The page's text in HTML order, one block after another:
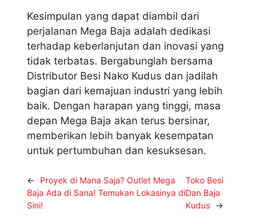
Kesimpulan yang dapat diambil dari
perjalanan Mega Baja adalah dedikasi
terhadap keberlanjutan dan inovasi yang
tidak terbatas. Bergabunglah bersama
Distributor Besi Nako Kudus dan jadilah
bagian dari kemajuan industri yang lebih
baik. Dengan harapan yang tinggi, masa
depan Mega Baja akan terus bersinar,
memberikan lebih banyak kesempatan
untuk pertumbuhan dan kesuksesan.
←
Proyek di Mana Saja? Outlet Mega
Baja Ada di Sana! Temukan Lokasinya di
Sini!
Toko Besi
Dan Baja
Kudus →